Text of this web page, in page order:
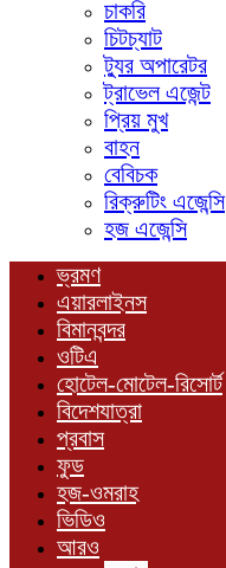
চাকরি
চিটচ্যাট
ট্যুর অপারেটর
ট্রাভেল এজেন্ট
প্রিয় মুখ
বাহন
বেবিচক
রিক্রুটিং এজেন্সি
হজ এজেন্সি
ভ্রমণ
এয়ারলাইনস
বিমানবন্দর
ওটিএ
হোটেল-মোটেল-রিসোর্ট
বিদেশযাত্রা
প্রবাস
ফুড
হজ-ওমরাহ
ভিডিও
আরও